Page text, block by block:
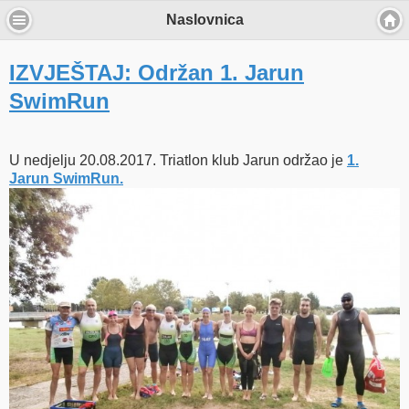
Naslovnica
IZVJEŠTAJ: Održan 1. Jarun
SwimRun
U nedjelju 20.08.2017. Triatlon klub Jarun održao je 1.
Jarun SwimRun.